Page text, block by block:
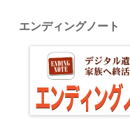
エンディングノート